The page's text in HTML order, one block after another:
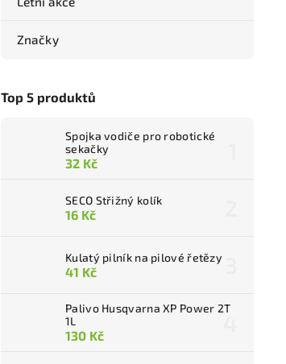
Značky
Top 5 produktů
Spojka vodiče pro robotické
sekačky
32 Kč
SECO Střižný kolík
16 Kč
Kulatý pilník na pilové řetězy
41 Kč
Palivo Husqvarna XP Power 2T
1L
130 Kč